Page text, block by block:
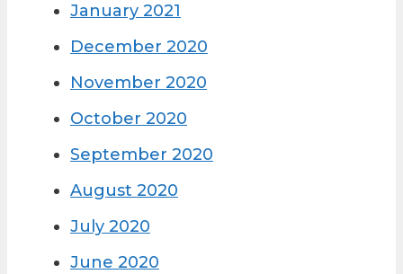
January 2021
December 2020
November 2020
October 2020
September 2020
August 2020
July 2020
June 2020